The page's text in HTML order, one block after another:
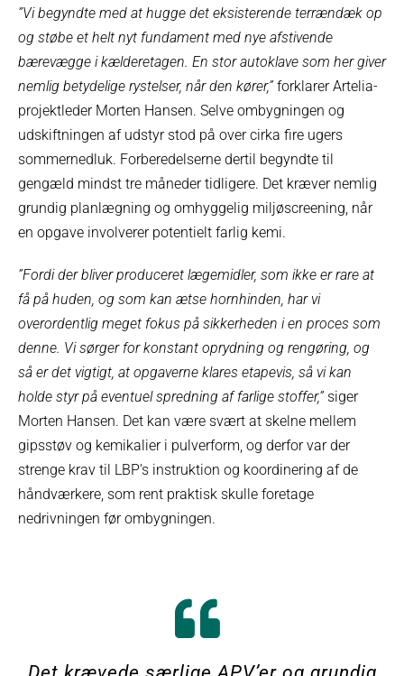
”Vi begyndte med at hugge det eksisterende terrændæk op
og støbe et helt nyt fundament med nye afstivende
bærevægge i kælderetagen. En stor autoklave som her giver
nemlig betydelige rystelser, når den kører,”forklarer Artelia-
projektleder Morten Hansen. Selve ombygningen og
udskiftningen af udstyr stod på over cirka fire ugers
sommernedluk. Forberedelserne dertil begyndte til
gengæld mindst tre måneder tidligere. Det kræver nemlig
grundig planlægning og omhyggelig miljøscreening, når
en opgave involverer potentielt farlig kemi.
”Fordi der bliver produceret lægemidler, som ikke er rare at
få på huden, og som kan ætse hornhinden, har vi
overordentlig meget fokus på sikkerheden i en proces som
denne. Vi sørger for konstant oprydning og rengøring, og
så er det vigtigt, at opgaverne klares etapevis, så vi kan
holde styr på eventuel spredning af farlige stoffer,”siger
Morten Hansen. Det kan være svært at skelne mellem
gipsstøv og kemikalier i pulverform, og derfor var der
strenge krav til LBP’s instruktion og koordinering af de
håndværkere, som rent praktisk skulle foretage
nedrivningen før ombygningen.